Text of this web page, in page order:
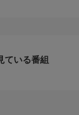
ている番組